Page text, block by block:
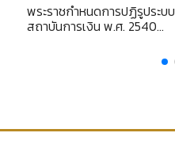
พระราชกำหนดการปฏิรูประบบ
สถาบันการเงิน พ.ศ. 2540